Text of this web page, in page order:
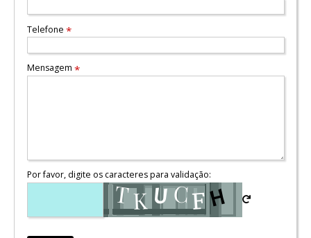
Telefone *
Mensagem *
Por favor, digite os caracteres para validação: